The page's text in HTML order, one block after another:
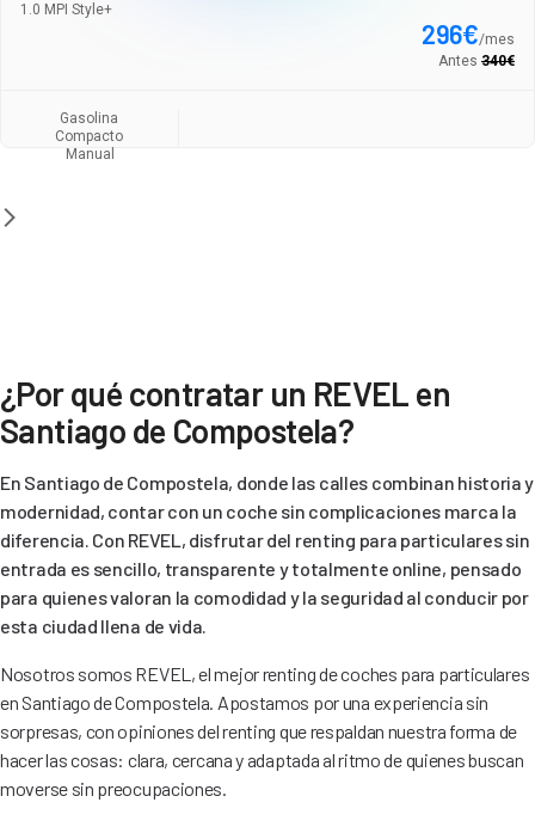
1.0 MPI Style+
296€/mes
Antes 340€
Gasolina
Compacto
Manual
¿Por qué contratar un REVEL en
Santiago de Compostela?
En Santiago de Compostela, donde las calles combinan historia y
modernidad, contar con un coche sin complicaciones marca la
diferencia. Con REVEL, disfrutar del renting para particulares sin
entrada es sencillo, transparente y totalmente online, pensado
para quienes valoran la comodidad y la seguridad al conducir por
esta ciudad llena de vida.
Nosotros somos REVEL, el mejor renting de coches para particulares
en Santiago de Compostela. Apostamos por una experiencia sin
sorpresas, con opiniones del renting que respaldan nuestra forma de
hacer las cosas: clara, cercana y adaptada al ritmo de quienes buscan
moverse sin preocupaciones.